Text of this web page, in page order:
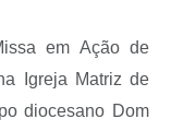
em Ação de
Igreja Matriz de
diocesano Dom